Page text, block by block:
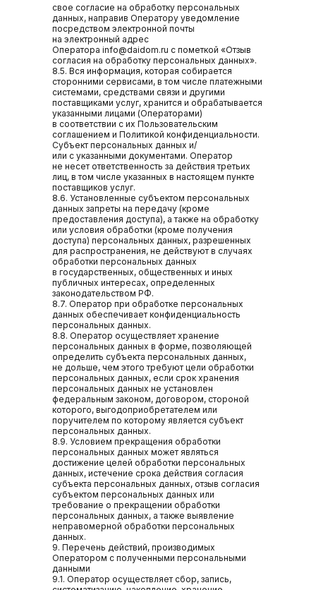
свое согласие на обработку персональных
данных, направив Оператору уведомление
посредством электронной почты
на электронный адрес
Оператора info@daidom.ru с пометкой «Отзыв
согласия на обработку персональных данных».
8.5. Вся информация, которая собирается
сторонними сервисами, в том числе платежными
системами, средствами связи и другими
поставщиками услуг, хранится и обрабатывается
указанными лицами (Операторами)
в соответствии с их Пользовательским
соглашением и Политикой конфиденциальности.
Субъект персональных данных и/
или с указанными документами. Оператор
не несет ответственность за действия третьих
лиц, в том числе указанных в настоящем пункте
поставщиков услуг.
8.6. Установленные субъектом персональных
данных запреты на передачу (кроме
предоставления доступа), а также на обработку
или условия обработки (кроме получения
доступа) персональных данных, разрешенных
для распространения, не действуют в случаях
обработки персональных данных
в государственных, общественных и иных
публичных интересах, определенных
законодательством РФ.
8.7. Оператор при обработке персональных
данных обеспечивает конфиденциальность
персональных данных.
8.8. Оператор осуществляет хранение
персональных данных в форме, позволяющей
определить субъекта персональных данных,
не дольше, чем этого требуют цели обработки
персональных данных, если срок хранения
персональных данных не установлен
федеральным законом, договором, стороной
которого, выгодоприобретателем или
поручителем по которому является субъект
персональных данных.
8.9. Условием прекращения обработки
персональных данных может являться
достижение целей обработки персональных
данных, истечение срока действия согласия
субъекта персональных данных, отзыв согласия
субъектом персональных данных или
требование о прекращении обработки
персональных данных, а также выявление
неправомерной обработки персональных
данных.
9. Перечень действий, производимых
Оператором с полученными персональными
данными
9.1. Оператор осуществляет сбор, запись,
ДайДом
Политика конфиденциальности
Разработка сайта